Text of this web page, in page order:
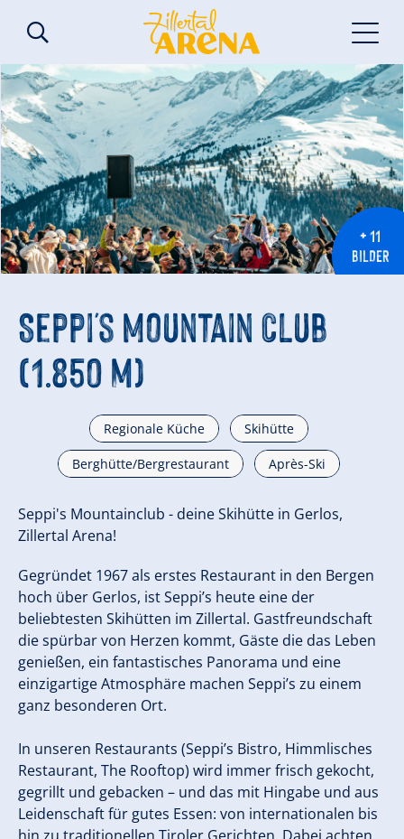
+ 11
BILDER
Seppi's Mountain Club
(1.850 m)
Regionale Küche Skihütte
Berghütte/Bergrestaurant Après-Ski
Seppi's Mountainclub - deine Skihütte in Gerlos,
Zillertal Arena!
Gegründet 1967 als erstes Restaurant in den Bergen
hoch über Gerlos, ist Seppi’s heute eine der
beliebtesten Skihütten im Zillertal. Gastfreundschaft
die spürbar von Herzen kommt, Gäste die das Leben
genießen, ein fantastisches Panorama und eine
einzigartige Atmosphäre machen Seppi’s zu einem
ganz besonderen Ort.
In unseren Restaurants (Seppi’s Bistro, Himmlisches
Restaurant, The Rooftop) wird immer frisch gekocht,
gegrillt und gebacken – und das mit Hingabe und aus
Leidenschaft für gutes Essen: von internationalen bis